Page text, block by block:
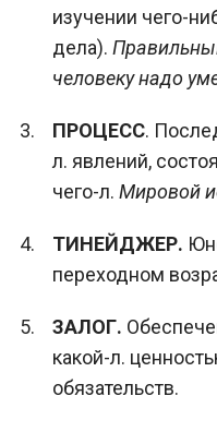
изучении чего-
дела).
человеку надо
ПРОЦЕСС.
л. явлений,
чего-л.Мировой
ТИНЕЙДЖЕР.
переходном
ЗАЛОГ.
какой-л.
обязательств.